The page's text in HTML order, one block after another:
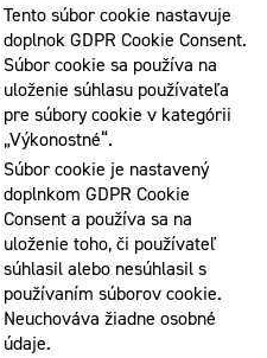
Tento súbor cookie nastavuje
doplnok GDPR Cookie Consent.
Súbor cookie sa používa na
uloženie súhlasu používateľa
pre súbory cookie v kategórii
„Výkonostné“.
Súbor cookie je nastavený
doplnkom GDPR Cookie
Consent a používa sa na
uloženie toho, či používateľ
súhlasil alebo nesúhlasil s
používaním súborov cookie.
Neuchováva žiadne osobné
údaje.